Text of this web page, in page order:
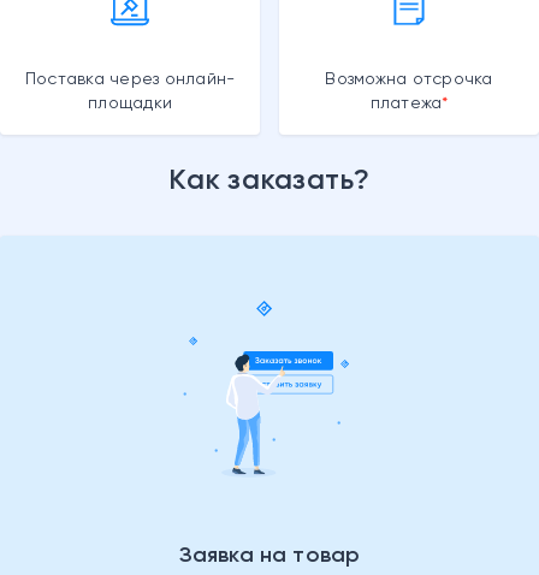
Поставка через онлайн-
площадки
Возможна отсрочка
платежа
Как заказать?
Заявка на товар